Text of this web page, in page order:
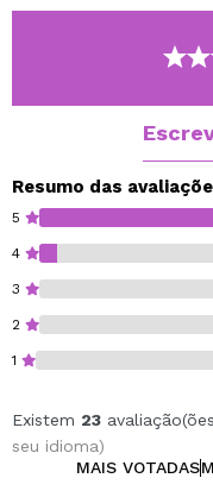
cozimento ideal.
Experimente para
Agora com formato
Resumo das
5
4
3
2
1
Existem 23
seu idioma)
MAIS VOTADAS